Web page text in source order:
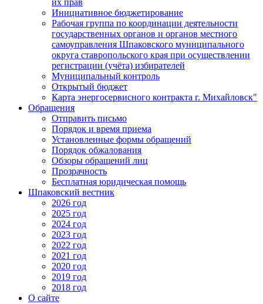
их прав
Инициативное бюджетирование
Рабочая группа по координации деятельности
государственных органов и органов местного
самоуправления Шпаковского муниципального
округа ставропольского края при осуществлении
регистрации (учёта) избирателей
Муниципальный контроль
Открытый бюджет
Карта энергосервисного контракта г. Михайловск"
Обращения
Отправить письмо
Порядок и время приема
Установленные формы обращений
Порядок обжалования
Обзоры обращений лиц
Прозрачность
Бесплатная юридическая помощь
Шпаковский вестник
2026 год
2025 год
2024 год
2023 год
2022 год
2021 год
2020 год
2019 год
2018 год
О сайте